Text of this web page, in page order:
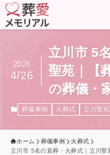
立川市 5
聖苑｜【
の葬儀・
2026
4/26
葬儀事例 火葬式 立川聖苑
ホーム 葬儀事例
火葬式
立川市 5名の直葬・火葬式｜立川